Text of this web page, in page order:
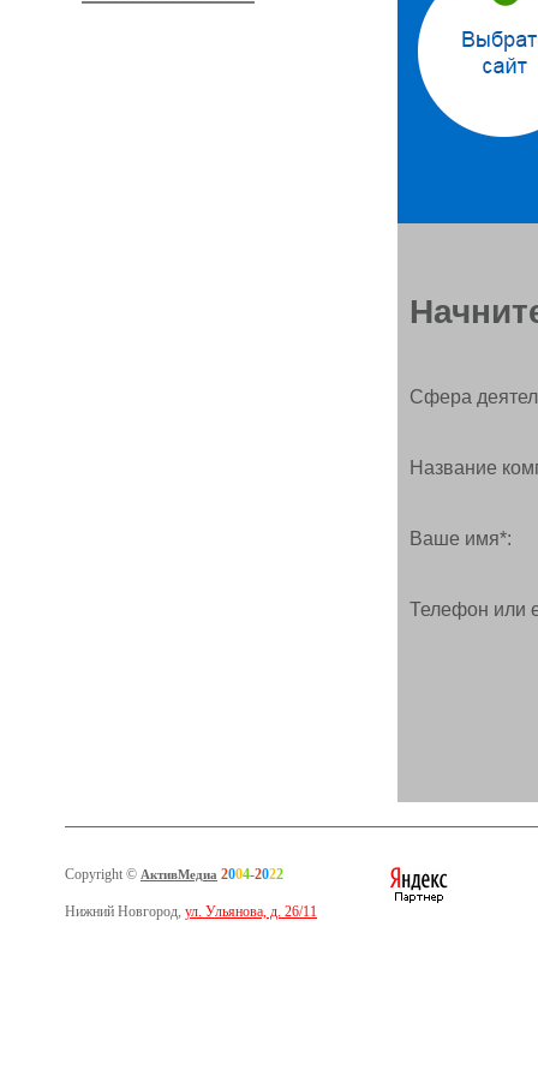
Сфера
Название
Ваше имя*:
Телефон или
Copyright © АктивМедиа 2004-2022
Нижний Новгород, ул. Ульянова, д. 26/11